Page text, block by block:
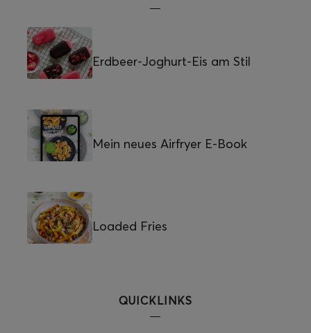
Erdbeer-Joghurt-Eis am Stil
Mein neues Airfryer E-Book
Loaded Fries
QUICKLINKS